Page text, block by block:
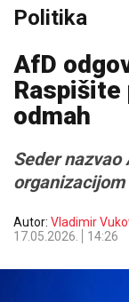
Politika
AfD
odmah
Seder
organizacijom
Autor: Vladimir
17.05.2026.
14:26